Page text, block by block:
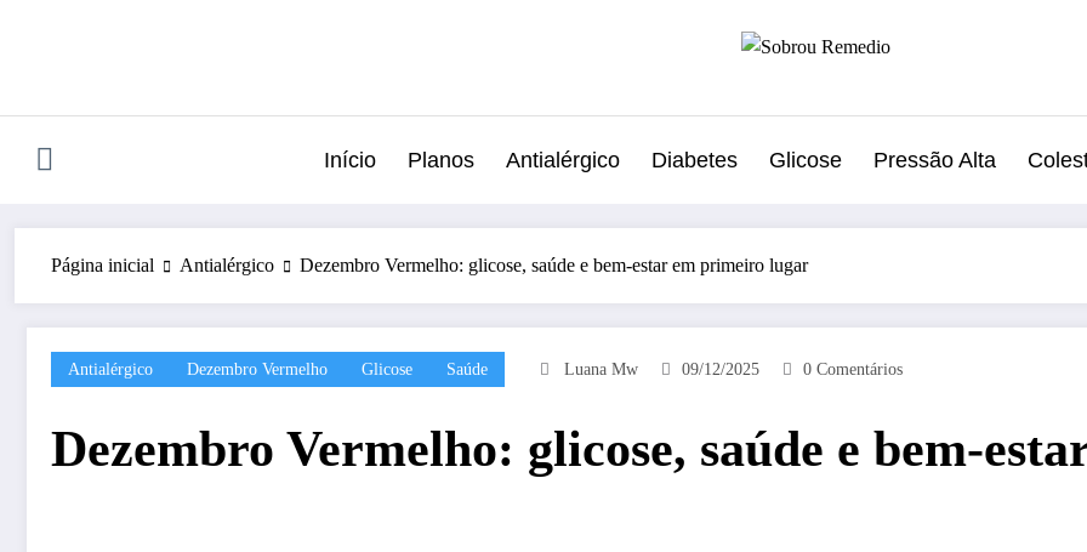
Início Planos Antialérgico Diabetes Glicose Pressão Alta
Página inicial Antialérgico Dezembro Vermelho: glicose, saúde e bem-estar em primeiro lugar
Antialérgico Dezembro Vermelho Glicose Saúde Luana Mw 09/12/2025 0 Comentários
Dezembro Vermelho: glicose, saúde e bem-